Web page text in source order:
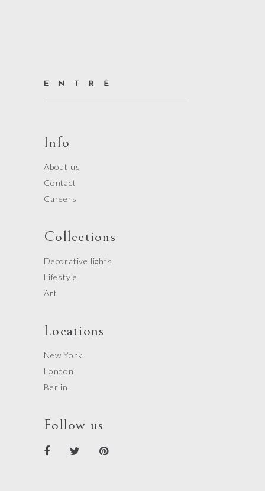
Info
About us
Contact
Careers
Collections
Decorative lights
Lifestyle
Art
Locations
New York
London
Berlin
Follow us